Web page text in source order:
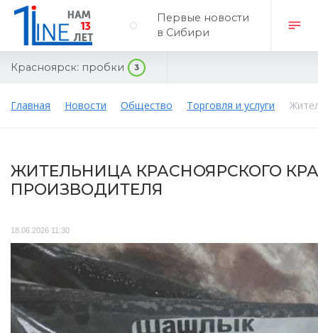
Первые новости
в Сибири
Красноярск: пробки 3
Главная Новости Общество Торговля и услуги
ЖИТЕЛЬНИЦА КРАСНОЯРСКОГО
ПРОИЗВОДИТЕЛЯ
18.06.2026 11:30